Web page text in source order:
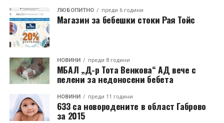
ЛЮБОПИТНО преди 6 години
Магазин за бебешки стоки Рая Тойс
НОВИНИ преди 8 години
МБАЛ „Д-р Тота Венкова“ АД вече с
пелени за недоносени бебета
НОВИНИ преди 11 години
633 са новородените в област Габрово
за 2015